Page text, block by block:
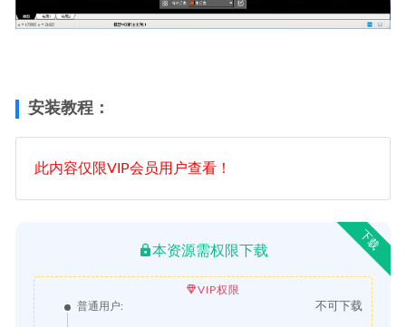
安装教程：
此内容仅限VIP会员用户查看！
下载
本资源需权限下载
VIP权限
普通用户:
不可下载